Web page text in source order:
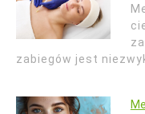
zabiegów jest